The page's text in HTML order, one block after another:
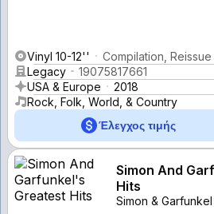
Vinyl 10-12''
Compilation, Reissue
Legacy
19075817661
USA & Europe
2018
Rock, Folk, World, & Country
Έλεγχος τιμής
Simon And
Hits
Simon & Garfunkel